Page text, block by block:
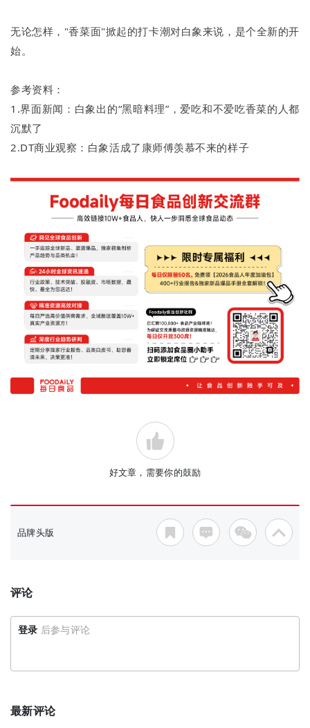
无论怎样，"香菜面"掀起的打卡潮对白象来说，是个全新的开
始。
参考资料：
1.界面新闻：白象出的“黑暗料理”，爱吃和不爱吃香菜的人都
沉默了
2.DT商业观察：白象活成了康师傅羡慕不来的样子
好文章，需要你的鼓励
品牌头版
评论
登录 后参与评论
最新评论